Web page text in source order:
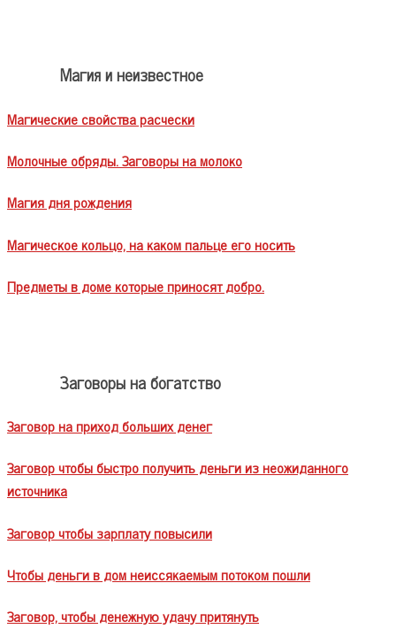
Магия и неизвестное
Магические свойства расчески
Молочные обряды. Заговоры на молоко
Магия дня рождения
Магическое кольцо, на каком пальце его носить
Предметы в доме которые приносят добро.
Заговоры на богатство
Заговор на приход больших денег
Заговор чтобы быстро получить деньги из неожиданного
источника
Заговор чтобы зарплату повысили
Чтобы деньги в дом неиссякаемым потоком пошли
Заговор, чтобы денежную удачу притянуть